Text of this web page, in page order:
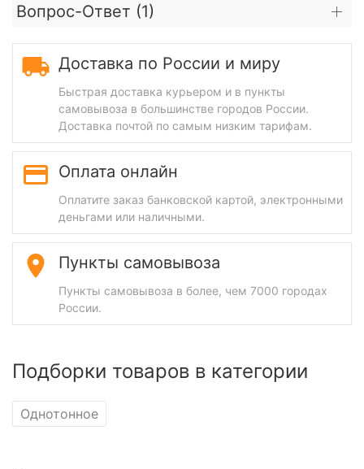
Вопрос-Ответ (1)
Доставка по России и миру
Быстрая доставка курьером и в пункты
самовывоза в большинстве городов России.
Доставка почтой по самым низким тарифам.
Оплата онлайн
Оплатите заказ банковской картой, электронными
деньгами или наличными.
Пункты самовывоза
Пункты самовывоза в более, чем 7000 городах
России.
Подборки товаров в категории
Однотонное